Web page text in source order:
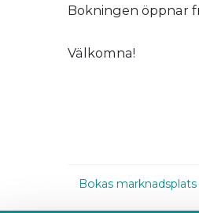
Bokningen öppnar
Välkomna!
Bokas marknadsplats